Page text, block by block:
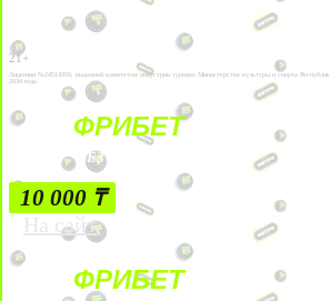
21+
Лицензии №24514359, выданной комитетом индустрии туризма Министерства культуры и спорта
2034 года.
ФРИБЕТ
БЕЗ УСЛОВИЙ
10 000 ₸
На сайт
ФРИБЕТ